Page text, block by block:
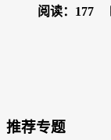
阅读：177
推荐专题